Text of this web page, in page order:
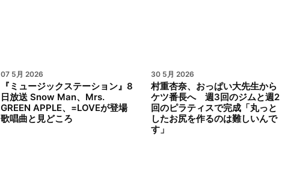
07 5月 2026
『ミュージックステーション』8
日放送 Snow Man、Mrs.
GREEN APPLE、=LOVEが登場
歌唱曲と見どころ
30 5月 2026
村重杏奈、おっぱい大先生から
ケツ番長へ 週3回のジムと週2
回のピラティスで完成「丸っと
したお尻を作るのは難しいんで
す」